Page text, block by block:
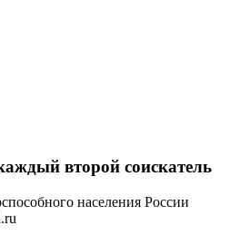
второй соискатель
населения России